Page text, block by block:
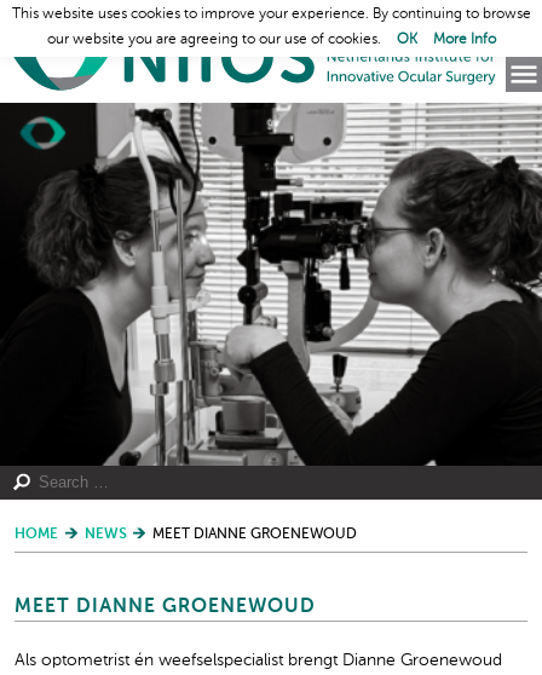
HOME NEWS MEET DIANNE GROENEWOUD
MEET DIANNE GROENEWOUD
Als optometrist én weefselspecialist brengt Dianne Groenewoud
This website uses cookies to improve your experience. By continuing to browse
our website you are agreeing to our use of cookies.
OK More Info